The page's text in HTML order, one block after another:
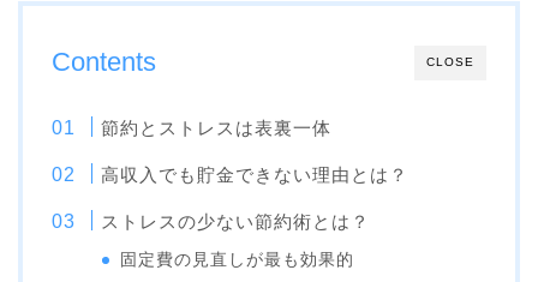
CLOSE
Contents
節約とストレスは表裏一体
高収入でも貯金できない理由とは？
ストレスの少ない節約術とは？
固定費の見直しが最も効果的